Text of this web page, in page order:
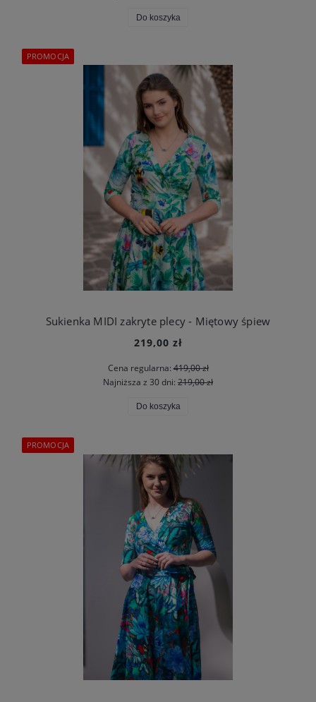
Do koszyka
Sukienka MIDI zakryte plecy - Miętowy śpiew
219,00 zł
Cena regularna:419,00 zł
Najniższa z 30 dni: 219,00 zł
Do koszyka
PROMOCJA
PROMOCJA